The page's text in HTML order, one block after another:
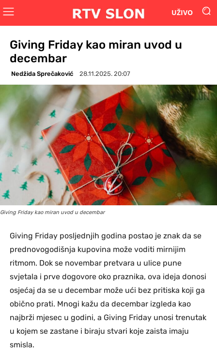
UŽIVO
Giving Friday kao miran uvod u
decembar
Nedžida Sprečaković 28.11.2025. 20:07
Giving Friday kao miran uvod u decembar
Giving Friday posljednjih godina postao je znak da se
prednovogodišnja kupovina može voditi mirnijim
ritmom. Dok se novembar pretvara u ulice pune
svjetala i prve dogovore oko praznika, ova ideja donosi
osjećaj da se u decembar može ući bez pritiska koji ga
obično prati. Mnogi kažu da decembar izgleda kao
najbrži mjesec u godini, a Giving Friday unosi trenutak
u kojem se zastane i biraju stvari koje zaista imaju
smisla.